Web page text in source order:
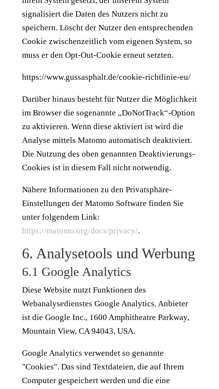
signalisiert die Daten des Nutzers nicht zu
speichern. Löscht der Nutzer den entsprechenden
Cookie zwischenzeitlich vom eigenen System, so
muss er den Opt-Out-Cookie erneut setzten.
https://www.gussasphalt.de/cookie-richtlinie-eu/
Darüber hinaus besteht für Nutzer die Möglichkeit
im Browser die sogenannte „DoNotTrack“-Option
zu aktivieren. Wenn diese aktiviert ist wird die
Analyse mittels Matomo automatisch deaktiviert.
Die Nutzung des oben genannten Deaktivierungs-
Cookies ist in diesem Fall nicht notwendig.
Nähere Informationen zu den Privatsphäre-
Einstellungen der Matomo Software finden Sie
unter folgendem Link:
https://matomo.org/docs/privacy/.
6. Analysetools und Werbung
6.1 Google Analytics
Diese Website nutzt Funktionen des
Webanalysedienstes Google Analytics. Anbieter
ist die Google Inc., 1600 Amphitheatre Parkway,
Mountain View, CA 94043, USA.
Google Analytics verwendet so genannte
"Cookies". Das sind Textdateien, die auf Ihrem
Computer gespeichert werden und die eine